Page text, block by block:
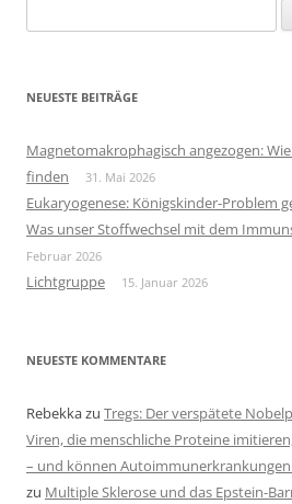
nach:
NEUESTE BEITRÄGE
Magnetomakrophagisch angezogen:
finden
31. Mai 2026
Eukaryogenese: Königskinder-Problem
Was unser Stoffwechsel mit dem
Februar 2026
Lichtgruppe 15. Januar 2026
NEUESTE KOMMENTARE
Rebekkazu Tregs: Der verspätete
Viren, die menschliche Proteine
– und können
zu Multiple Sklerose und das Epstein-